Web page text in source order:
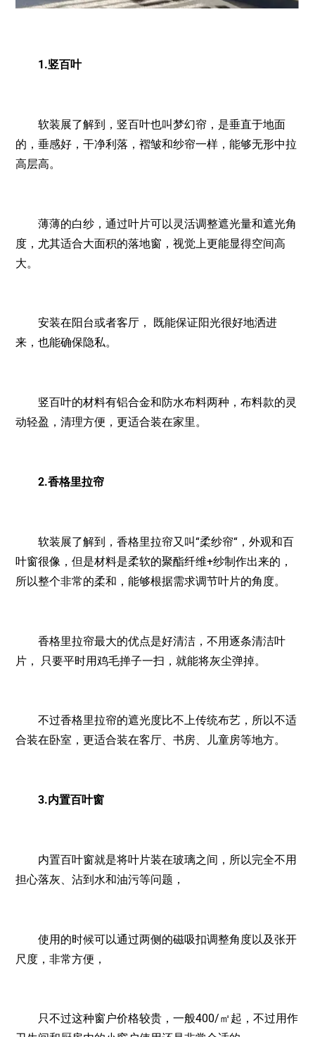
1.竖百叶
软装展了解到，竖百叶也叫梦幻帘，是垂直于地面
的，垂感好，干净利落，褶皱和纱帘一样，能够无形中拉
高层高。
薄薄的白纱，通过叶片可以灵活调整遮光量和遮光角
度，尤其适合大面积的落地窗，视觉上更能显得空间高
大。
安装在阳台或者客厅， 既能保证阳光很好地洒进
来，也能确保隐私。
竖百叶的材料有铝合金和防水布料两种，布料款的灵
动轻盈，清理方便，更适合装在家里。
2.香格里拉帘
软装展了解到，香格里拉帘又叫“柔纱帘“，外观和百
叶窗很像，但是材料是柔软的聚酯纤维+纱制作出来的，
所以整个非常的柔和，能够根据需求调节叶片的角度。
香格里拉帘最大的优点是好清洁，不用逐条清洁叶
片， 只要平时用鸡毛掸子一扫，就能将灰尘弹掉。
不过香格里拉帘的遮光度比不上传统布艺，所以不适
合装在卧室，更适合装在客厅、书房、儿童房等地方。
3.内置百叶窗
内置百叶窗就是将叶片装在玻璃之间，所以完全不用
担心落灰、沾到水和油污等问题，
使用的时候可以通过两侧的磁吸扣调整角度以及张开
尺度，非常方便，
只不过这种窗户价格较贵，一般400/㎡起，不过用作